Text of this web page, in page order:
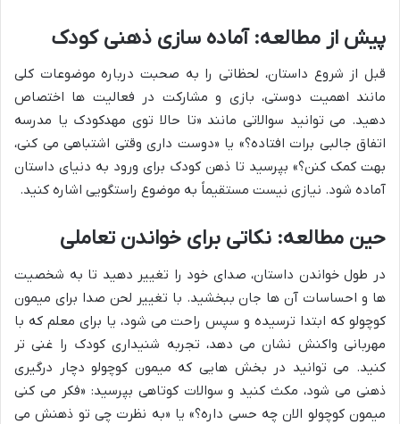
پیش از مطالعه: آماده سازی ذهنی کودک
قبل از شروع داستان، لحظاتی را به صحبت درباره موضوعات کلی
مانند اهمیت دوستی، بازی و مشارکت در فعالیت ها اختصاص
دهید. می توانید سوالاتی مانند «تا حالا توی مهدکودک یا مدرسه
اتفاق جالبی برات افتاده؟» یا «دوست داری وقتی اشتباهی می کنی،
بهت کمک کنن؟» بپرسید تا ذهن کودک برای ورود به دنیای داستان
آماده شود. نیازی نیست مستقیماً به موضوع راستگویی اشاره کنید.
حین مطالعه: نکاتی برای خواندن تعاملی
در طول خواندن داستان، صدای خود را تغییر دهید تا به شخصیت
ها و احساسات آن ها جان ببخشید. با تغییر لحن صدا برای میمون
کوچولو که ابتدا ترسیده و سپس راحت می شود، یا برای معلم که با
مهربانی واکنش نشان می دهد، تجربه شنیداری کودک را غنی تر
کنید. می توانید در بخش هایی که میمون کوچولو دچار درگیری
ذهنی می شود، مکث کنید و سوالات کوتاهی بپرسید: «فکر می کنی
میمون کوچولو الان چه حسی داره؟» یا «به نظرت چی تو ذهنش می